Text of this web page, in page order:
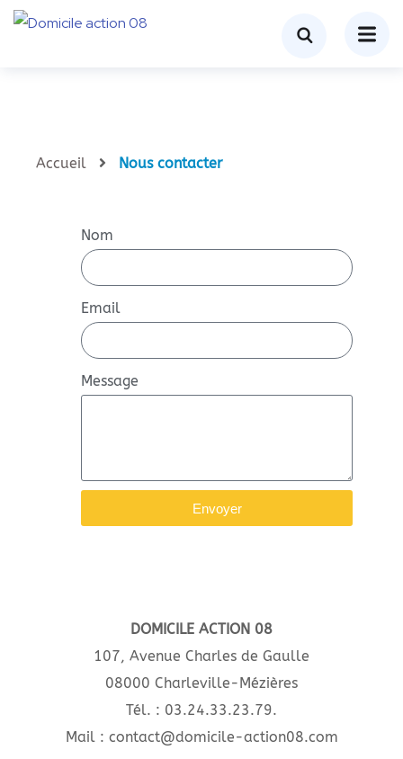
Accueil Nous contacter
Nom
Email
Message
Envoyer
DOMICILE ACTION 08
107, Avenue Charles de Gaulle
08000 Charleville-Mézières
Tél. : 03.24.33.23.79.
Mail : contact@domicile-action08.com